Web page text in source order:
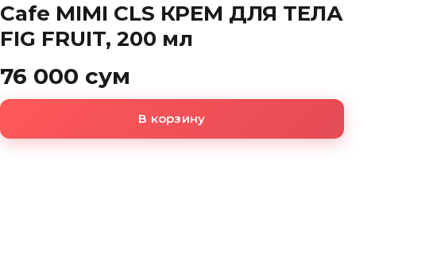
Cafe MIMI CLS КРЕМ ДЛЯ ТЕЛА
FIG FRUIT, 200 мл
76 000 сум
В корзину